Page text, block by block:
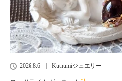
2026.8.6 Kuthumiジュエリー